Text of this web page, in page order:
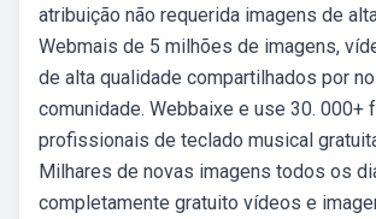
atribuição não requerida imagens de
Webmais de 5 milhões de imagens,
de alta qualidade compartilhados por
comunidade. Webbaixe e use 30. 000+
profissionais de teclado musical
Milhares de novas imagens todos os
completamente gratuito vídeos e